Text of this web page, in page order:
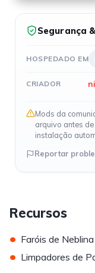
Segurança
HOSPEDADO EM
CRIADOR
Mods da
arquivo antes
instalação
Reportar
Recursos
• Faróis de Neblina
• Limpadores de